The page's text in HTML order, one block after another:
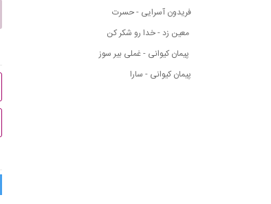
فریدون آسرایی - حسرت
معین زد - خدا رو شکر کن
پیمان کیوانی - غملی بیر سوز
پیمان کیوانی - سارا